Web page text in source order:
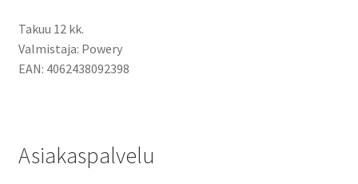
Takuu 12 kk.
Valmistaja: Powery
EAN: 4062438092398
Asiakaspalvelu